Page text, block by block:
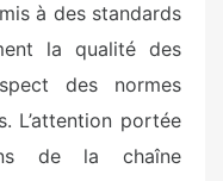
à des standards
la qualité des
des normes
L’attention portée
de la chaîne